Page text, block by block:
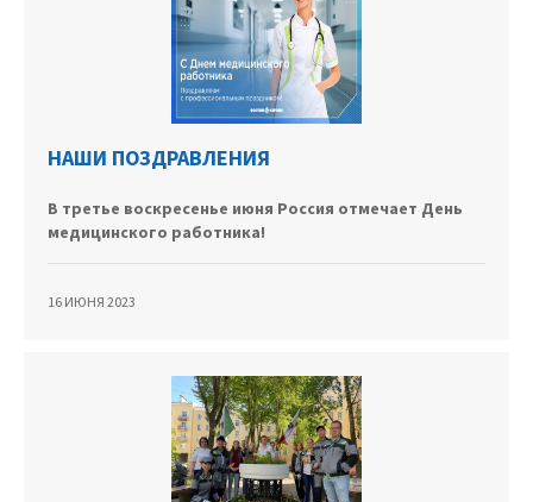
НАШИ ПОЗДРАВЛЕНИЯ
В третье воскресенье июня Россия отмечает День
медицинского работника!
16 ИЮНЯ 2023